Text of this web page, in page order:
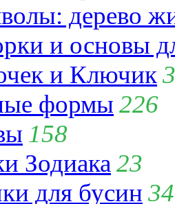
дерево
и основы
и Ключик
формы 226
158
Зодиака 23
для бусин 34